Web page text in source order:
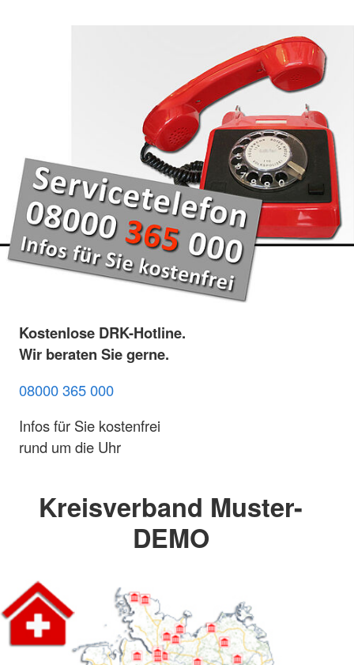
Kostenlose DRK-Hotline.
Wir beraten Sie gerne.
08000 365 000
Infos für Sie kostenfrei
rund um die Uhr
Kreisverband Muster-
DEMO